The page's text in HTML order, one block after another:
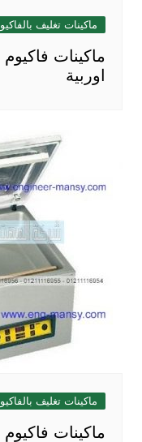
ماكينات تغليف
ماكينات
اوربية
ماكينات تغليف
ماكينات